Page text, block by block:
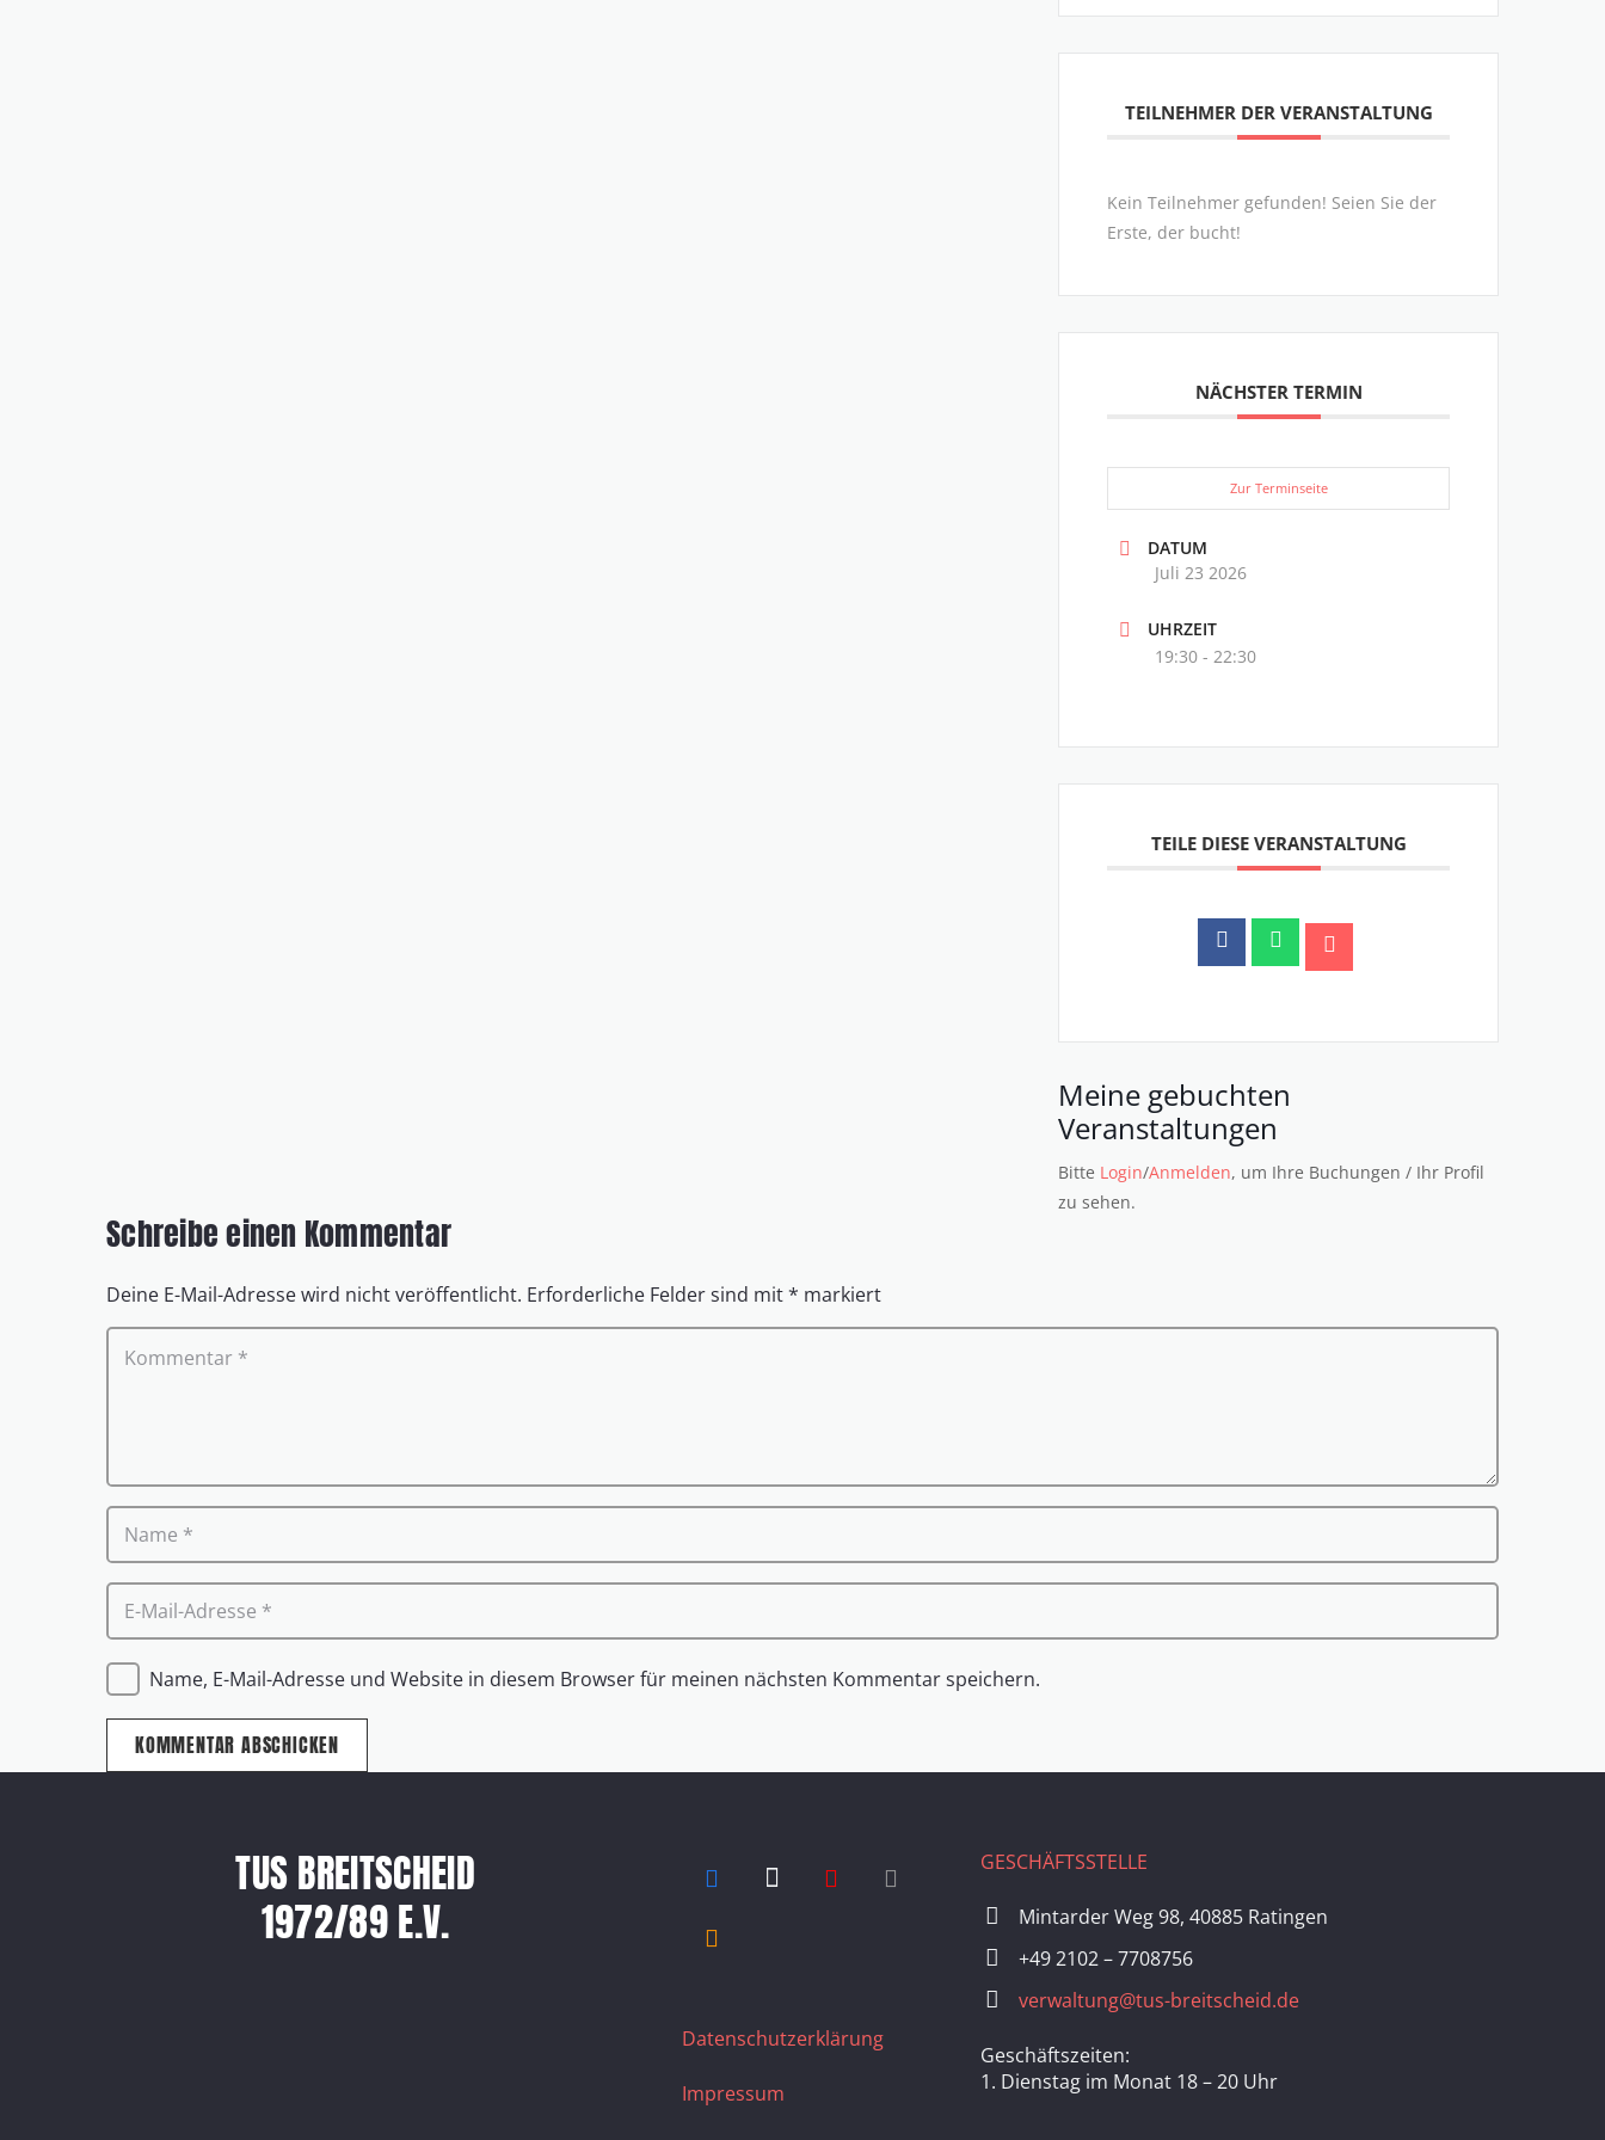
TEILNEHMER DER VERANSTALTUNG
Kein Teilnehmer gefunden! Seien Sie der
Erste, der bucht!
NÄCHSTER TERMIN
Zur Terminseite
DATUM
Juli 23 2026
UHRZEIT
19:30 - 22:30
TEILE DIESE VERANSTALTUNG
Meine gebuchten
Veranstaltungen
Bitte Login/Anmelden, um Ihre Buchungen / Ihr Profil
zu sehen.
Schreibe einen Kommentar
Deine E-Mail-Adresse wird nicht veröffentlicht. Erforderliche Felder sind mit* markiert
Name, E-Mail-Adresse und Website in diesem Browser für meinen nächsten Kommentar speichern.
KOMMENTAR ABSCHICKEN
TUS BREITSCHEID
1972/89 E.V.
Datenschutzerklärung
Impressum
GESCHÄFTSSTELLE
Mintarder Weg 98, 40885 Ratingen
+49 2102 – 7708756
verwaltung@tus-breitscheid.de
Geschäftszeiten:
1. Dienstag im Monat 18 – 20 Uhr